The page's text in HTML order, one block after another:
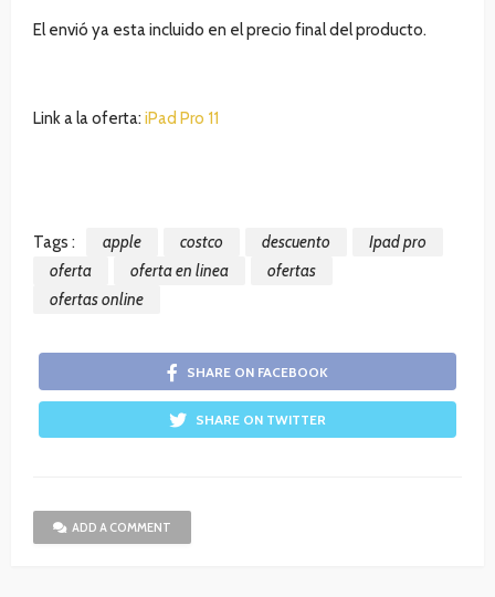
El envió ya esta incluido en el precio final del producto.
Link a la oferta: iPad Pro 11
Tags : apple costco descuento
Ipad pro
oferta
oferta en linea
ofertas
ofertas online
SHARE ON FACEBOOK
SHARE ON TWITTER
ADD A COMMENT